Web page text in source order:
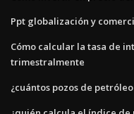
Ppt globalización y
Cómo calcular la tasa de
trimestralmente
¿cuántos pozos de